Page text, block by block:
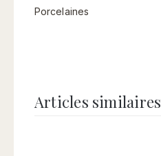
Porcelaines
Articles similaires